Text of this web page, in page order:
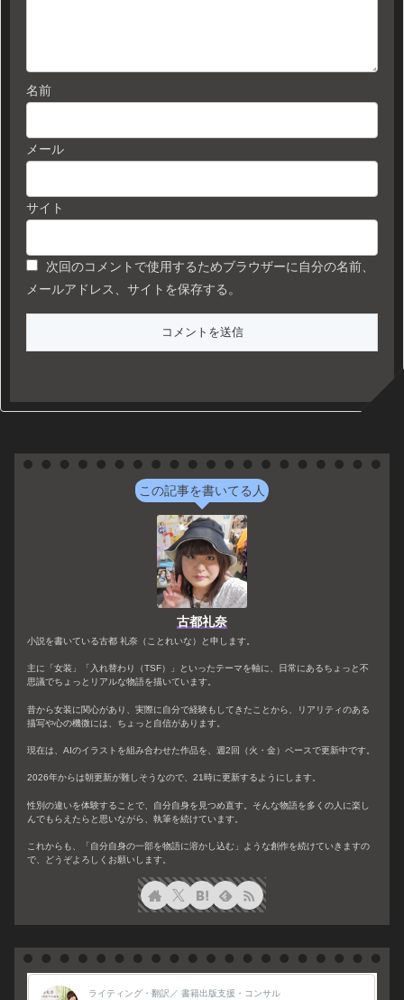
名前
メール
サイト
次回のコメントで使用するためブラウザーに自分の名前、
メールアドレス、サイトを保存する。
この記事を書いてる人
古都礼奈
小説を書いている古都 礼奈（ことれいな）と申します。
主に「女装」「入れ替わり（TSF）」といったテーマを軸に、日常にあるちょっと不
思議でちょっとリアルな物語を描いています。
昔から女装に関心があり、実際に自分で経験もしてきたことから、リアリティのある
描写や心の機微には、ちょっと自信があります。
現在は、AIのイラストを組み合わせた作品を、週2回（火・金）ペースで更新中です。
2026年からは朝更新が難しそうなので、21時に更新するようにします。
性別の違いを体験することで、自分自身を見つめ直す。そんな物語を多くの人に楽し
んでもらえたらと思いながら、執筆を続けています。
これからも、「自分自身の一部を物語に溶かし込む」ような創作を続けていきますの
で、どうぞよろしくお願いします。